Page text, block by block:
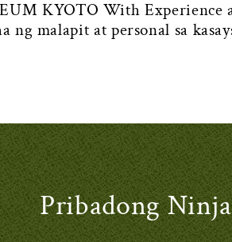
KYOTO With Experience
ng malapit at personal sa
Pribadong